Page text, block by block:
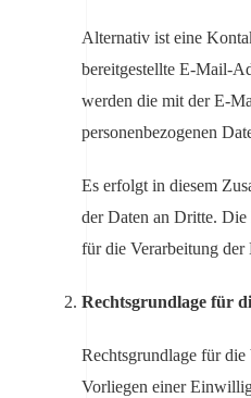
Alternativ ist eine
bereitgestellte E-Mail-
werden die mit der E-
personenbezogenen
Es erfolgt in diesem
der Daten an Dritte.
für die Verarbeitung
Rechtsgrundlage für
Rechtsgrundlage für
Vorliegen einer